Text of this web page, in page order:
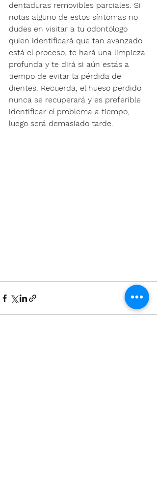
dentaduras removibles parciales. Si
notas alguno de estos síntomas no
dudes en visitar a tu odontólogo
quien identificará que tan avanzado
está el proceso, te hará una limpieza
profunda y te dirá si aún estás a
tiempo de evitar la pérdida de
dientes. Recuerda, el hueso perdido
nunca se recuperará y es preferible
identificar el problema a tiempo,
luego será demasiado tarde.